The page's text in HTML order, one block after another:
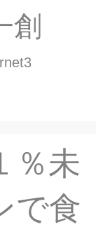
創
％未
で食